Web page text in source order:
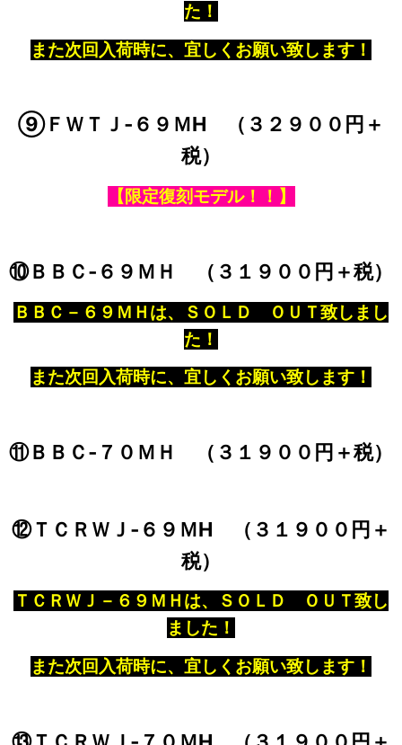
た！
また次回入荷時に、宜しくお願い致します！
⑨ＦＷＴＪ‐６９ＭH （３２９００円＋
税）
【限定復刻モデル！！】
⑩ＢＢＣ‐６９ＭＨ （３１９００円＋税）
ＢＢＣ－６９ＭＨは、ＳＯＬＤ ＯＵＴ致しまし
た！
また次回入荷時に、宜しくお願い致します！
⑪ＢＢＣ‐７０ＭＨ （３１９００円＋税）
⑫ＴＣＲＷＪ‐６９ＭH （３１９００円＋
税）
ＴＣＲＷＪ－６９ＭＨは、ＳＯＬＤ ＯＵＴ致し
ました！
また次回入荷時に、宜しくお願い致します！